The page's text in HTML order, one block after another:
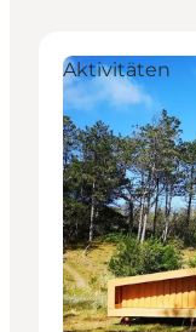
Aktivitäten